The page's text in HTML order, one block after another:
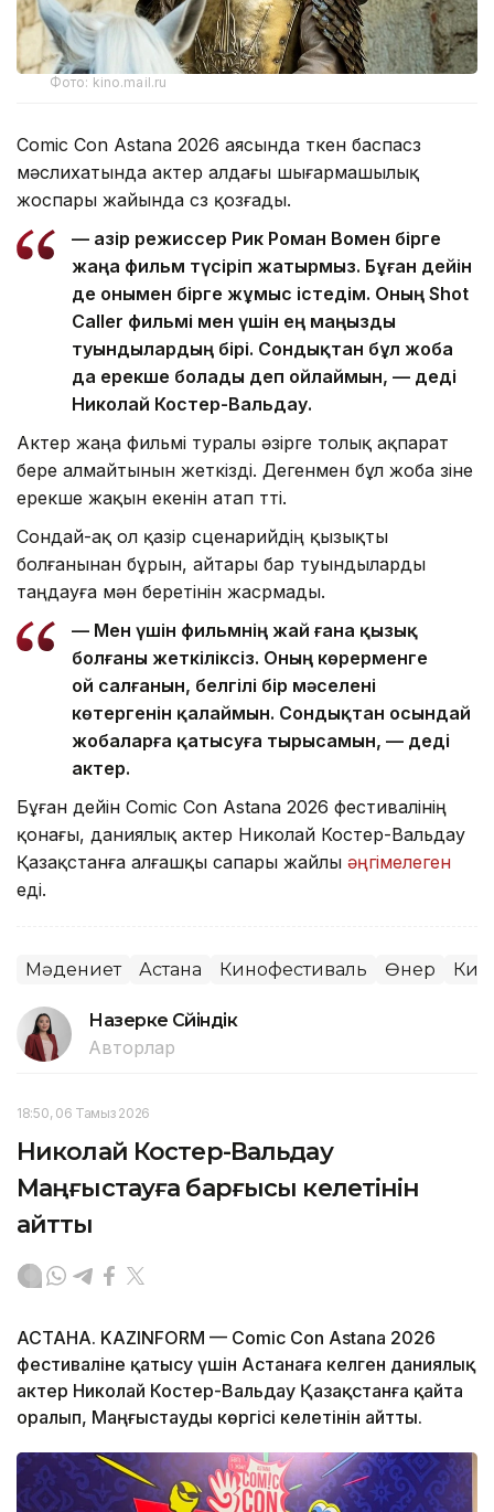
Фото: kino.mail.ru
Comic Con Astana 2026 аясында өткен баспасөз
мәслихатында актер алдағы шығармашылық
жоспары жайында сөз қозғады.
— Қазір режиссер Рик Роман Вомен бірге
жаңа фильм түсіріп жатырмыз. Бұған дейін
де онымен бірге жұмыс істедім. Оның Shot
Caller фильмі мен үшін ең маңызды
туындылардың бірі. Сондықтан бұл жоба
да ерекше болады деп ойлаймын, — деді
Николай Костер-Вальдау.
Актер жаңа фильмі туралы әзірге толық ақпарат
бере алмайтынын жеткізді. Дегенмен бұл жоба өзіне
ерекше жақын екенін атап өтті.
Сондай-ақ ол қазір сценарийдің қызықты
болғанынан бұрын, айтары бар туындыларды
таңдауға мән беретінін жасрмады.
— Мен үшін фильмнің жай ғана қызық
болғаны жеткіліксіз. Оның көрерменге
ой салғанын, белгілі бір мәселені
көтергенін қалаймын. Сондықтан осындай
жобаларға қатысуға тырысамын, — деді
актер.
Бұған дейін Comic Con Astana 2026 фестивалінің
қонағы, даниялық актер Николай Костер-Вальдау
Қазақстанға алғашқы сапары жайлы әңгімелеген
еді.
Мәдениет Астана Кинофестиваль Өнер
Назерке Сүйіндік
Авторлар
18:50, 06 Тамыз 2026
Николай Костер-Вальдау
Маңғыстауға барғысы келетінін
айтты
АСТАНА. KAZINFORM — Comic Con Astana 2026
фестиваліне қатысу үшін Астанаға келген даниялық
актер Николай Костер-Вальдау Қазақстанға қайта
оралып, Маңғыстауды көргісі келетінін айтты.